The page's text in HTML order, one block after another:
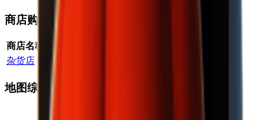
商店购买
商店名称 位置
杂货店
地堡
地图综合掉落